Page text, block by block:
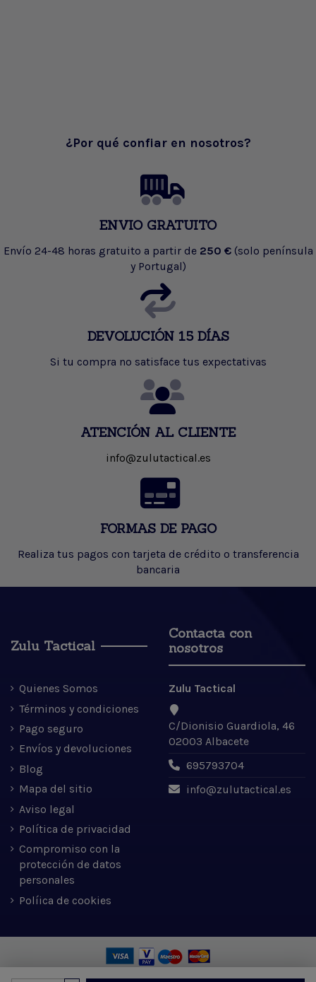
¿Por qué confiar en nosotros?
ENVIO GRATUITO
Envío 24-48 horas gratuito a partir de 250 € (solo península
y Portugal)
DEVOLUCIÓN 15 DÍAS
Si tu compra no satisface tus expectativas
ATENCIÓN AL CLIENTE
info@zulutactical.es
FORMAS DE PAGO
Realiza tus pagos con tarjeta de crédito o transferencia
bancaria
Zulu Tactical
Quienes Somos
Términos y condiciones
Pago seguro
Envíos y devoluciones
Blog
Mapa del sitio
Aviso legal
Política de privacidad
Compromiso con la
protección de datos
personales
Políica de cookies
Contacta con
nosotros
Zulu Tactical
C/Dionisio Guardiola, 46
02003 Albacete
695793704
info@zulutactical.es